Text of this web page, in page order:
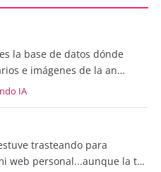
la base de datos dónde
e imágenes de la an…
IA
trasteando para
web personal...aunque la t…